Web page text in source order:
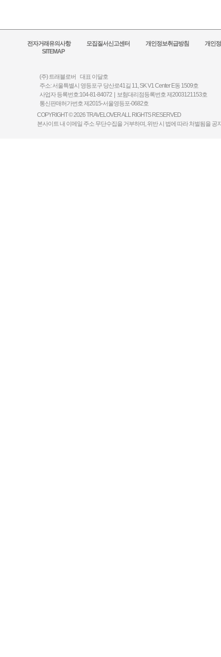
전자거래유의사항 모집질서신고센터 개인정보취급방침
개인
SITEMAP
(주) 트래블로버 대표 이달호
주소: 서울특별시 영등포구 당산로41길 11, SK V1 Center E동 1509호
사업자 등록번호:104-81-84072 | 보험대리점등록번호 제2003121153호
통신판매허가번호 제2015-서울영등포-0682호
COPYRIGHT © 2026 TRAVELOVER ALL RIGHTS RESERVED
본사이트 내 이메일 주소 무단수집을 거부하며, 위반 시 법에 따라 처벌됨을 공